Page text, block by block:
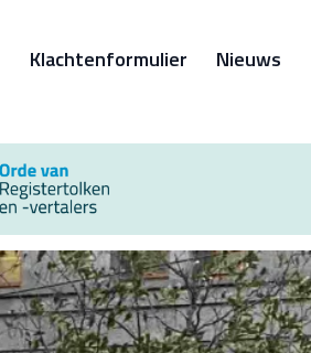
Klachtenformulier Nieuws